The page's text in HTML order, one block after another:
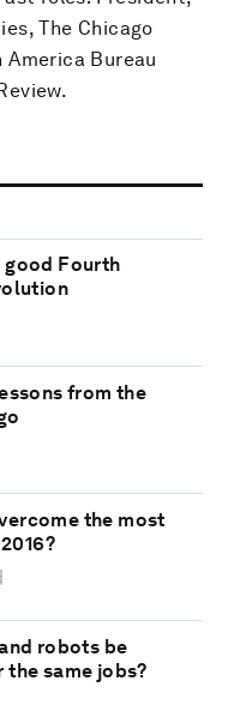
The Chicago
Bureau
good Fourth
from the
the most
robots be
same jobs?